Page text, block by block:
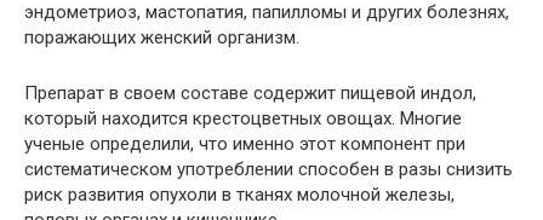
эндометриоз, мастопатия, папилломы и других болезнях,
поражающих женский организм.
Препарат в своем составе содержит пищевой индол,
который находится крестоцветных овощах. Многие
ученые определили, что именно этот компонент при
систематическом употреблении способен в разы снизить
риск развития опухоли в тканях молочной железы,